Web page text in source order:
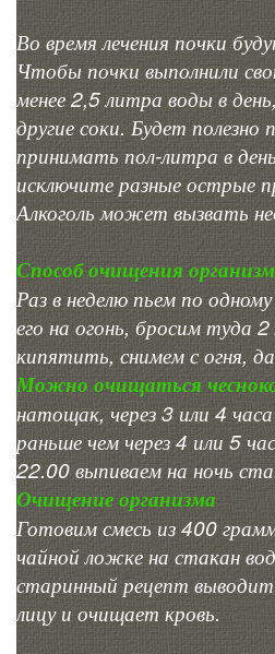
Во время лечения почки
Чтобы почки выполнили
менее 2,5 литра воды в
другие соки. Будет
принимать пол-литра в
исключите разные острые
Алкоголь может вызвать
Способ очищения
Раз в неделю пьем по
его на огонь, бросим туда 2
кипятить, снимем с огня,
Можно очищаться
натощак, через 3 или 4
раньше чем через 4 или 5
22.00 выпиваем на ночь
Очищение организма
Готовим смесь из 400
чайной ложке на стакан
старинный рецепт
лицу и очищает кровь.